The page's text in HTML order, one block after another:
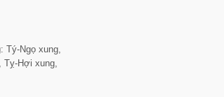
Tý-Ngọ xung,
Tỵ-Hợi xung,